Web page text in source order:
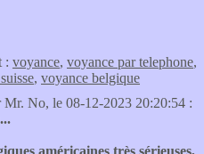
: voyance, voyance par telephone,
, voyance belgique
Mr. No, le 08-12-2023 20:20:54 :
américaines très sérieuses,